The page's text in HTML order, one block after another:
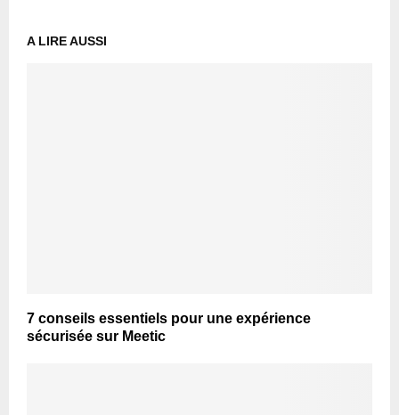
A LIRE AUSSI
7 conseils essentiels pour une expérience
sécurisée sur Meetic